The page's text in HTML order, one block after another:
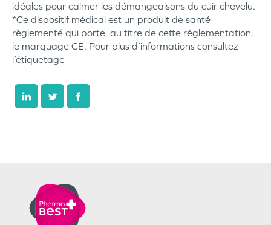
idéales pour calmer les démangeaisons du cuir chevelu.
*Ce dispositif médical est un produit de santé
règlementé qui porte, au titre de cette réglementation,
le marquage CE. Pour plus d’informations consultez
l’étiquetage